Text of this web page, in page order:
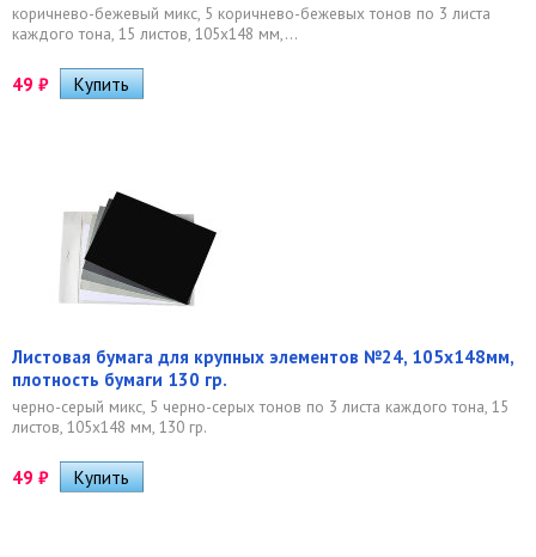
коричнево-бежевый микс, 5 коричнево-бежевых тонов по 3 листа
каждого тона, 15 листов, 105х148 мм,...
49 ₽
Листовая бумага для крупных элементов №24, 105х148мм,
плотность бумаги 130 гр.
черно-серый микс, 5 черно-серых тонов по 3 листа каждого тона, 15
листов, 105х148 мм, 130 гр.
49 ₽